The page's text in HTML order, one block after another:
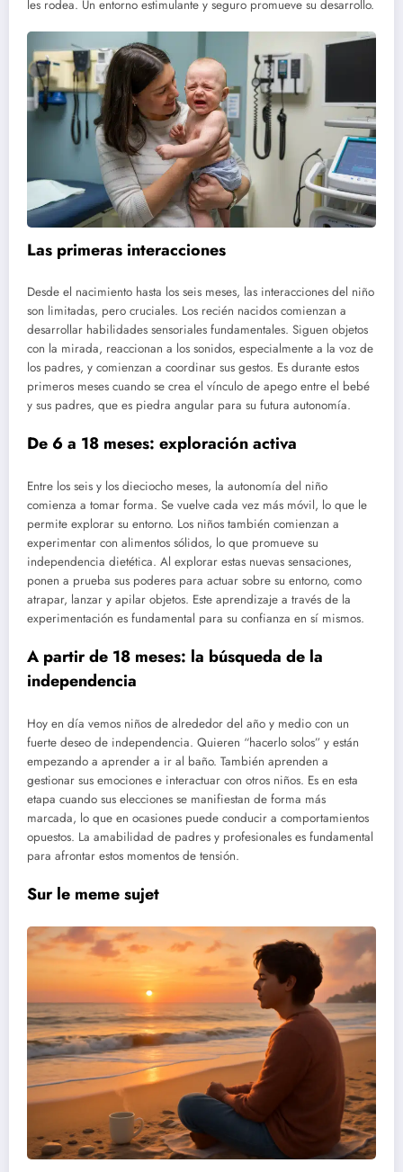
les rodea. Un entorno estimulante y seguro promueve su desarrollo.
Las primeras interacciones
Desde el nacimiento hasta los seis meses, las interacciones del niño
son limitadas, pero cruciales. Los recién nacidos comienzan a
desarrollar habilidades sensoriales fundamentales. Siguen objetos
con la mirada, reaccionan a los sonidos, especialmente a la voz de
los padres, y comienzan a coordinar sus gestos. Es durante estos
primeros meses cuando se crea el vínculo de apego entre el bebé
y sus padres, que es piedra angular para su futura autonomía.
De 6 a 18 meses: exploración activa
Entre los seis y los dieciocho meses, la autonomía del niño
comienza a tomar forma. Se vuelve cada vez más móvil, lo que le
permite explorar su entorno. Los niños también comienzan a
experimentar con alimentos sólidos, lo que promueve su
independencia dietética. Al explorar estas nuevas sensaciones,
ponen a prueba sus poderes para actuar sobre su entorno, como
atrapar, lanzar y apilar objetos. Este aprendizaje a través de la
experimentación es fundamental para su confianza en sí mismos.
A partir de 18 meses: la búsqueda de la
independencia
Hoy en día vemos niños de alrededor del año y medio con un
fuerte deseo de independencia. Quieren “hacerlo solos” y están
empezando a aprender a ir al baño. También aprenden a
gestionar sus emociones e interactuar con otros niños. Es en esta
etapa cuando sus elecciones se manifiestan de forma más
marcada, lo que en ocasiones puede conducir a comportamientos
opuestos. La amabilidad de padres y profesionales es fundamental
para afrontar estos momentos de tensión.
Sur le meme sujet